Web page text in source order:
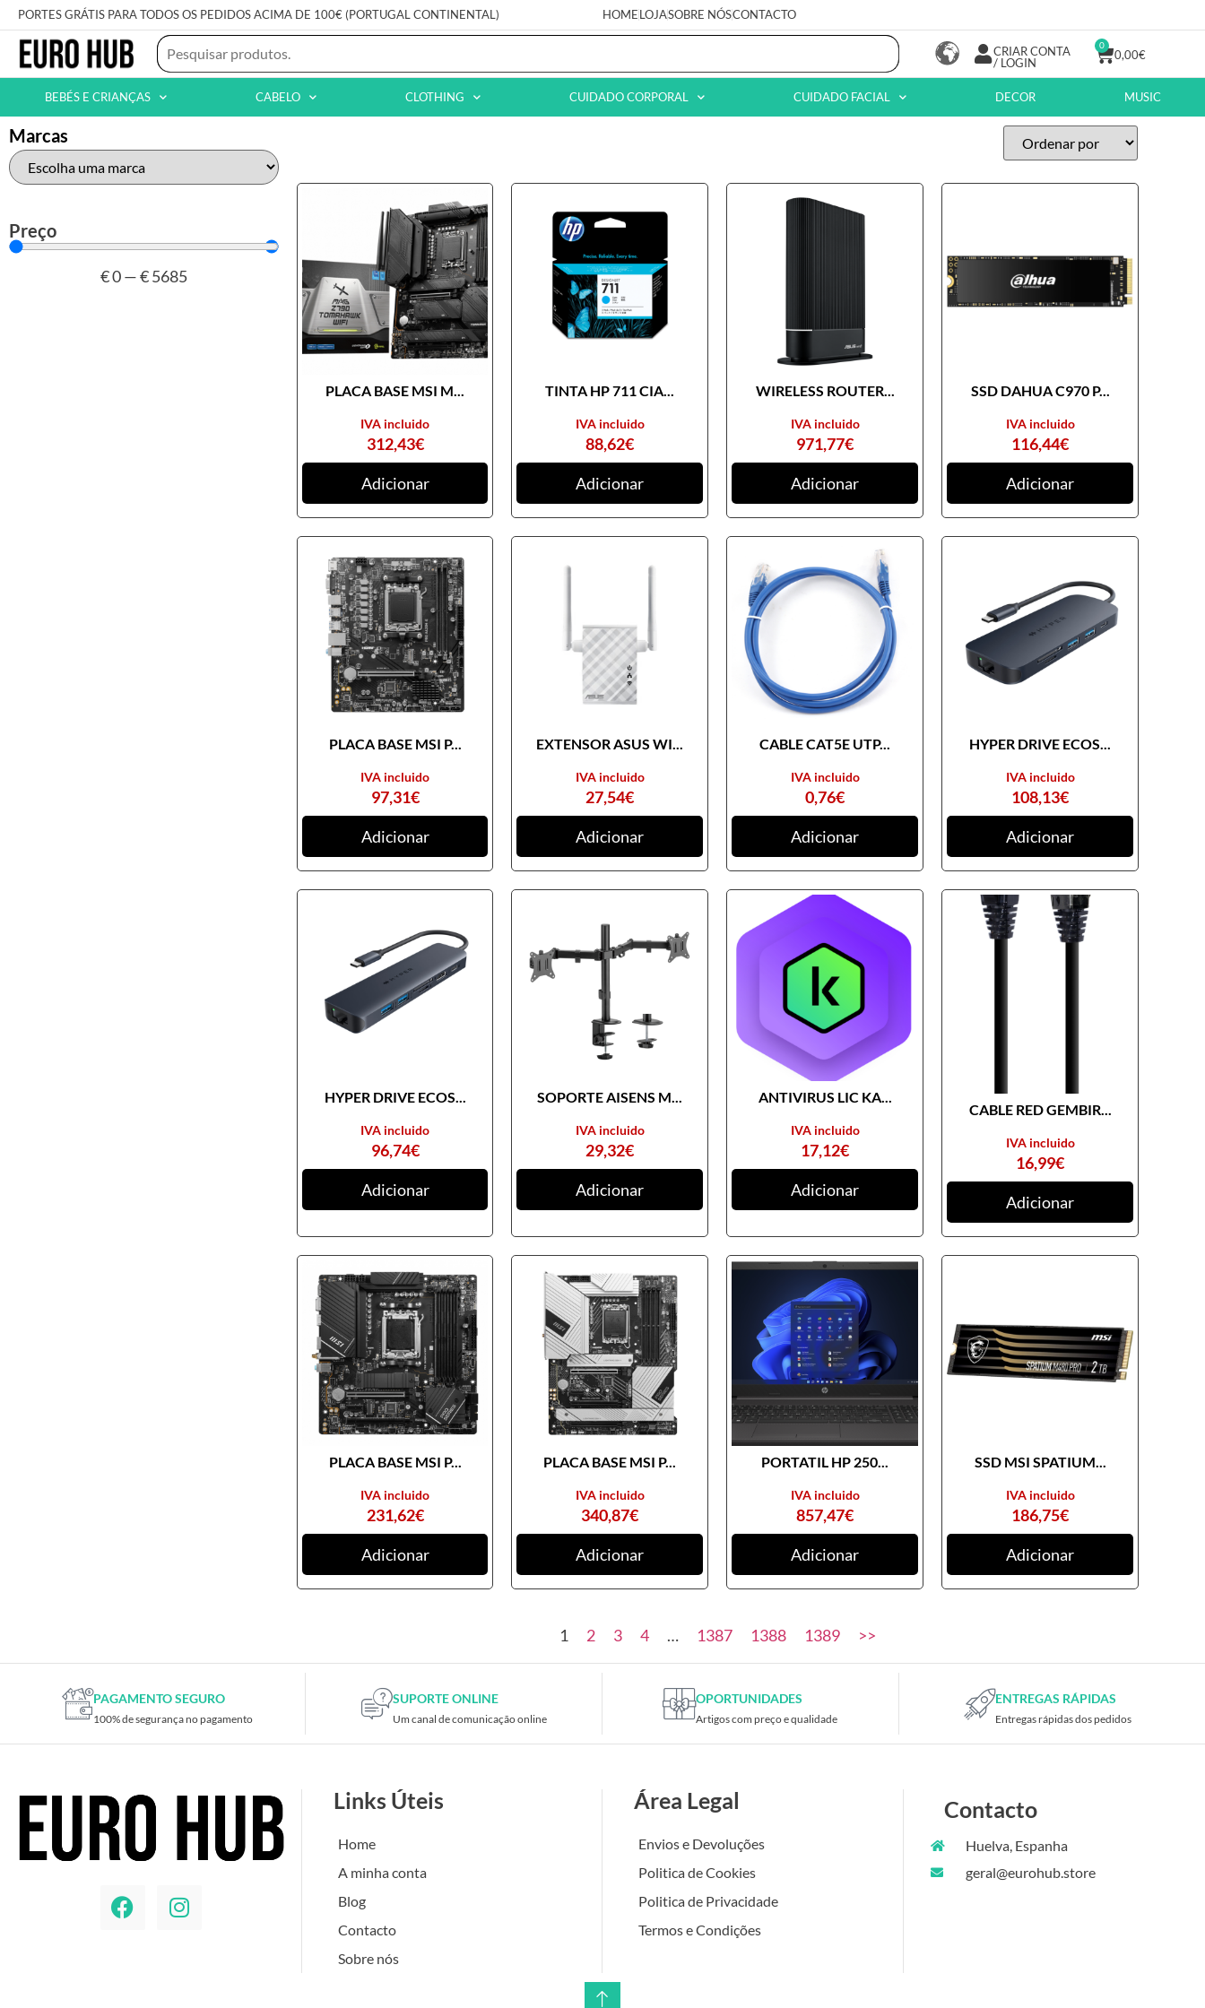
PORTES GRÁTIS PARA TODOS OS PEDIDOS ACIMA DE 100€ (PORTUGAL CONTINENTAL) HOMELOJASOBRE NÓSCONTACTO
CRIAR CONTA
/ LOGIN
0,00€
0
BEBÉS E CRIANÇAS CABELO CLOTHING CUIDADO CORPORAL CUIDADO FACIAL DECOR MUSIC
Marcas
Preço
€0—€5685
PLACA BASE MSI M...
312,43€
IVA incluido
Adicionar
TINTA HP 711 CIA...
88,62€
IVA incluido
Adicionar
WIRELESS ROUTER...
971,77€
IVA incluido
Adicionar
SSD DAHUA C970 P...
116,44€
IVA incluido
Adicionar
PLACA BASE MSI P...
97,31€
IVA incluido
Adicionar
EXTENSOR ASUS WI...
27,54€
IVA incluido
Adicionar
CABLE CAT5E UTP...
0,76€
IVA incluido
Adicionar
HYPER DRIVE ECOS...
108,13€
IVA incluido
Adicionar
HYPER DRIVE ECOS...
96,74€
IVA incluido
Adicionar
SOPORTE AISENS M...
29,32€
IVA incluido
Adicionar
ANTIVIRUS LIC KA...
17,12€
IVA incluido
Adicionar
CABLE RED GEMBIR...
16,99€
IVA incluido
Adicionar
PLACA BASE MSI P...
231,62€
IVA incluido
Adicionar
PLACA BASE MSI P...
340,87€
IVA incluido
Adicionar
PORTATIL HP 250...
857,47€
IVA incluido
Adicionar
SSD MSI SPATIUM...
186,75€
IVA incluido
Adicionar
1 2 3 4 … 1387 1388 1389 >>
PAGAMENTO SEGURO
100% de segurança no pagamento
SUPORTE ONLINE
Um canal de comunicação online
OPORTUNIDADES
Artigos com preço e qualidade
ENTREGAS RÁPIDAS
Entregas rápidas dos pedidos
Links Úteis
Home
A minha conta
Blog
Contacto
Sobre nós
Área Legal
Envios e Devoluções
Politica de Cookies
Politica de Privacidade
Termos e Condições
Contacto
Huelva, Espanha
geral@eurohub.store